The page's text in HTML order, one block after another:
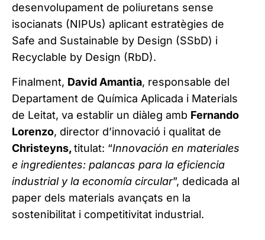
desenvolupament de poliuretans sense
isocianats (NIPUs) aplicant estratègies de
Safe and Sustainable by Design (SSbD) i
Recyclable by Design (RbD).
Finalment, David Amantia, responsable del
Departament de Química Aplicada i Materials
de Leitat, va establir un diàleg amb Fernando
Lorenzo, director d’innovació i qualitat de
Christeyns,titulat: “Innovación en materiales
e ingredientes: palancas para la eficiencia
industrial y la economía circular”, dedicada al
paper dels materials avançats en la
sostenibilitat i competitivitat industrial.